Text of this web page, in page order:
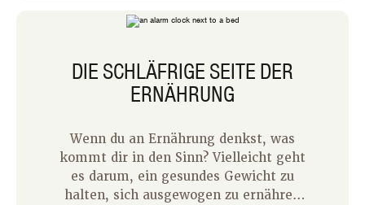
ist bei mir zu Hause eine großartige
Essen in einer Schüssel, und doch
unterscheidet es sich genug von
DIE SCHLÄFRIGE SEITE DER
ERNÄHRUNG
Wenn du an Ernährung denkst, was
kommt dir in den Sinn? Vielleicht geht
es darum, ein gesundes Gewicht zu
halten, sich ausgewogen zu ernähren